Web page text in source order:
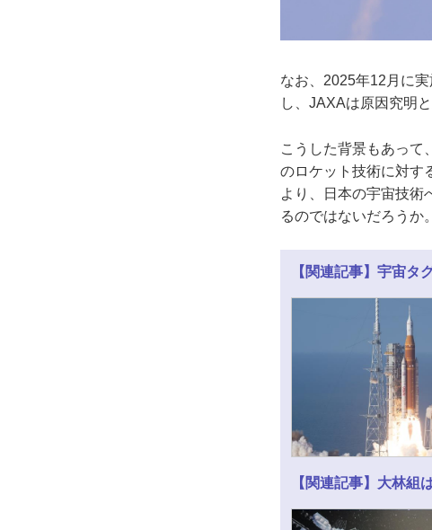
なお、2025年12月に
し、JAXAは原因究明
こうした背景もあって
のロケット技術に対す
より、日本の宇宙技術
るのではないだろうか。
【関連記事】宇宙タ
【関連記事】大林組